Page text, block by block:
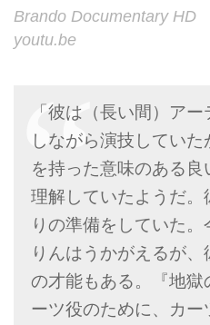
Brando Documentary HD
youtu.be
「彼は（長い間）ア
しながら演技してい
を持った意味のある良
理解していたようだ。
りの準備をしていた
りんはうかがえるが
の才能もある。『地獄
ーツ役のために、カ